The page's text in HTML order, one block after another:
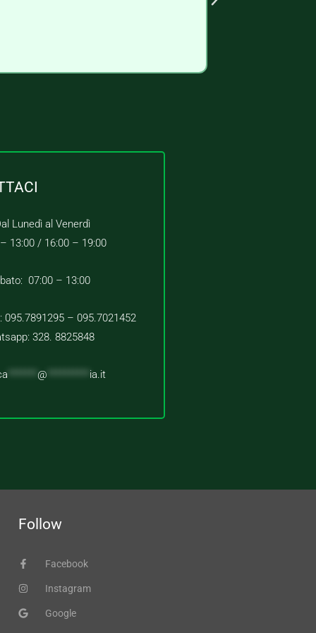
Lunedì al Venerdì
13:00 / 16:00 – 19:00
07:00 – 13:00
095.7891295 – 095.7021452
328. 8825848
*******@ ia.it
Follow
Facebook
Instagram
Google